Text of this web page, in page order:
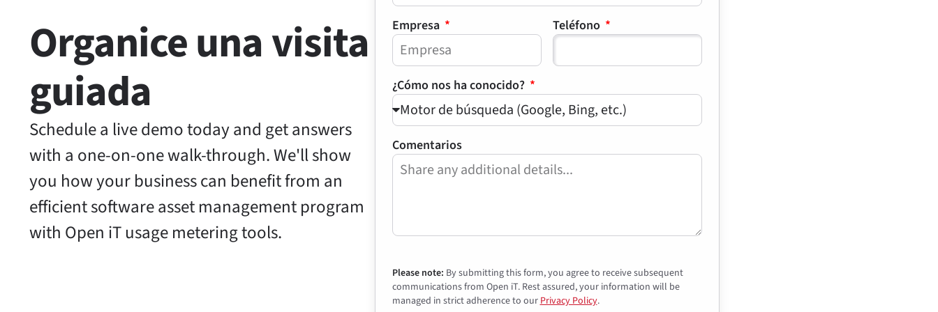
Organice una visita
guiada
Schedule a live demo today and get answers
with a one-on-one walk-through. We'll show
you how your business can benefit from an
efficient software asset management program
with Open iT usage metering tools.
Empresa Teléfono
¿Cómo nos ha conocido?
Comentarios
Please note: By submitting this form, you agree to receive subsequent
communications from Open iT. Rest assured, your information will be
managed in strict adherence to ourPrivacy Policy.